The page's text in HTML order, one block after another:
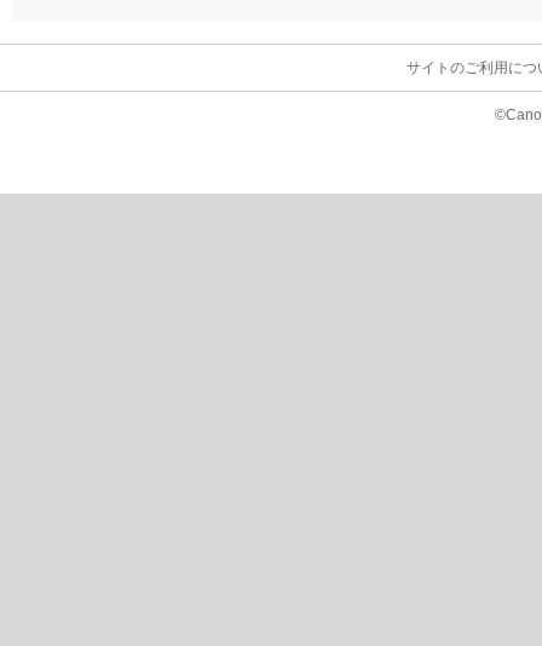
サイトのご利用につ